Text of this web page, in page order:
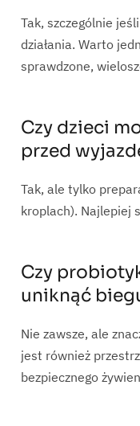
Tak, szczególnie
działania. Warto
sprawdzone,
Czy dzieci
przed
Tak, ale tylko
kroplach). Najlepiej
Czy
uniknąć
Nie zawsze, ale
jest również
bezpiecznego